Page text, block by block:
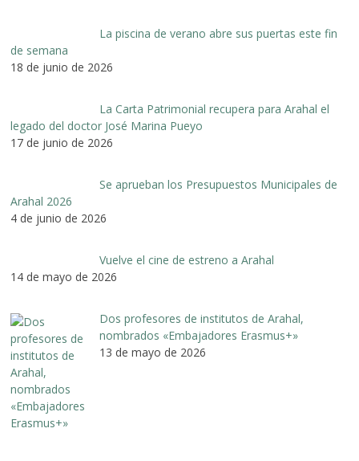
La piscina de verano abre sus puertas este fin
de semana
18 de junio de 2026
La Carta Patrimonial recupera para Arahal el
legado del doctor José Marina Pueyo
17 de junio de 2026
Se aprueban los Presupuestos Municipales de
Arahal 2026
4 de junio de 2026
Vuelve el cine de estreno a Arahal
14 de mayo de 2026
Dos profesores de institutos de Arahal,
nombrados «Embajadores Erasmus+»
13 de mayo de 2026